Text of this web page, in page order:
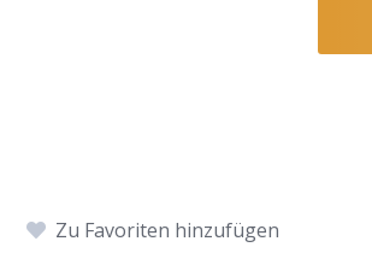
Zu Favoriten hinzufügen